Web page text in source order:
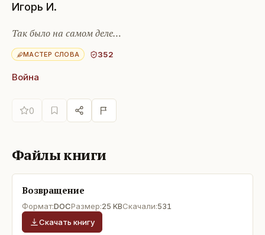
Игорь И.
Так было на самом деле…
МАСТЕР СЛОВА 352
Война
0
Файлы книги
Возвращение
Формат:DOCРазмер:25 KBСкачали:531
Скачать книгу